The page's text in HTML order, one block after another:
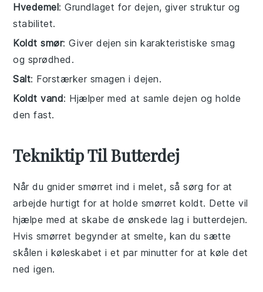
Hvedemel: Grundlaget for dejen, giver struktur og
stabilitet.
Koldt smør: Giver dejen sin karakteristiske smag
og sprødhed.
Salt: Forstærker smagen i dejen.
Koldt vand: Hjælper med at samle dejen og holde
den fast.
Tekniktip Til Butterdej
Når du gnidersmørret ind imelet, så sørg for at
arbejde hurtigt for at holde smørret koldt. Dette vil
hjælpe med at skabe de ønskede lag i butterdejen.
Hvis smørret begynder at smelte, kan du sætte
skålen i køleskabet i et par minutter for at køle det
ned igen.